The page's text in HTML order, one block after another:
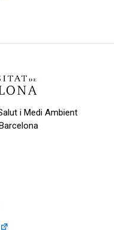
i Medi Ambient